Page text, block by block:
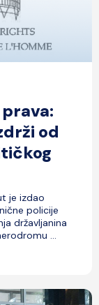
od
je izdao
policije
državljanina
...